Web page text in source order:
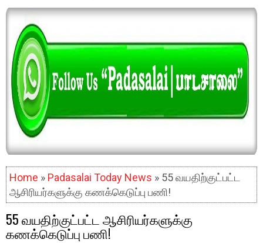
Home » Padasalai Today News » 55 வயதிற்குட்பட்ட
ஆசிரியர்களுக்கு கணக்கெடுப்பு பணி!
55 வயதிற்குட்பட்ட ஆசிரியர்களுக்கு
கணக்கெடுப்பு பணி!